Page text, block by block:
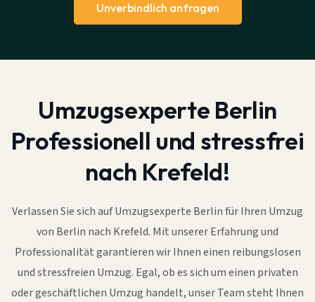
Unverbindlich anfragen
Umzugsexperte Berlin
Professionell und stressfrei
nach Krefeld!
Verlassen Sie sich auf Umzugsexperte Berlin für Ihren Umzug
von Berlin nach Krefeld. Mit unserer Erfahrung und
Professionalität garantieren wir Ihnen einen reibungslosen
und stressfreien Umzug. Egal, ob es sich um einen privaten
oder geschäftlichen Umzug handelt, unser Team steht Ihnen